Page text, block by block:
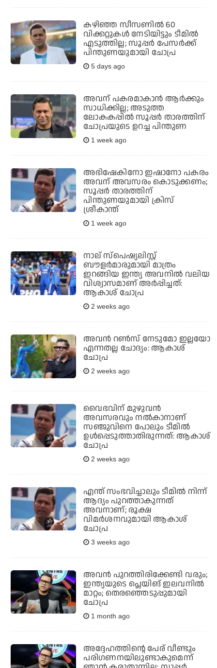
കഴിഞ്ഞ സീസണില്‍ 60
വിക്കറ്റുകള്‍ നേടിയിട്ടും ടീമില്‍
എടുത്തില്ല; സൂപ്പര്‍ പേസര്‍ക്ക്
പിന്തുണയുമായി ചോപ്ര
5 days ago
അവന് പകരമാകാന്‍ ആര്‍ക്കും
സാധിക്കില്ല; അടുത്ത
ലോകകപ്പില്‍ സൂപ്പര്‍ താരത്തിന്
ചോപ്രയുടെ ഉറച്ച പിന്തുണ
1 week ago
അഭിഷേകിനോ ഇഷാനോ പകരം
അവന് അവസരം കൊടുക്കണം;
സൂപ്പര്‍ താരത്തിന്
പിന്തുണയുമായി ക്രിസ്
ശ്രീകാന്ത്
1 week ago
നാല് സ്‌പെഷ്യലിസ്റ്റ്
ബൗളര്‍മാരുമായി മാത്രം
ഇറങ്ങിയ ഇന്ത്യ അവനില്‍ വലിയ
വിശ്വാസമാണ് അര്‍പ്പിച്ചത്:
ആകാശ് ചോപ്ര
2 weeks ago
അവന്‍ റണ്‍സ് നേടുമോ ഇല്ലയോ
എന്നതല്ല ചോദ്യം: ആകാശ്
ചോപ്ര
2 weeks ago
വൈഭവിന് മുഴുവന്‍
അവസരവും നല്‍കാനാണ്
സഞ്ജുവിനെ പോലും ടീമില്‍
ഉള്‍പ്പെടുത്താതിരുന്നത്: ആകാശ്
ചോപ്ര
2 weeks ago
എന്ത് സംഭവിച്ചാലും ടീമില്‍ നിന്ന്
ആദ്യം പുറത്താകുന്നത്
അവനാണ്; രൂക്ഷ
വിമര്‍ശനവുമായി ആകാശ്
ചോപ്ര
3 weeks ago
അവന്‍ പുറത്തിരിക്കേണ്ടി വരും;
ഇന്ത്യയുടെ പ്ലെയിങ് ഇലവനില്‍
മാറ്റം; തെരഞ്ഞെടുപ്പുമായി
ചോപ്ര
1 month ago
അദ്ദേഹത്തിന്റെ പേര് വീണ്ടും
പരിഗണനയിലുണ്ടാകുമെന്ന്